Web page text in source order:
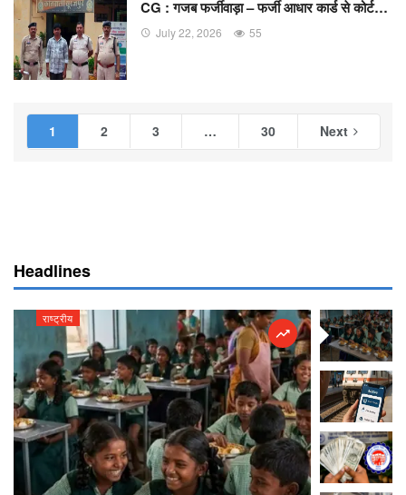
CG : गजब फर्जीवाड़ा – फर्जी आधार कार्ड से कोर्ट…
July 22, 2026 55
1 2 3 … 30 Next
Headlines
राष्ट्रीय राष्ट्रीय